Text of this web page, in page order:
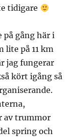
tidigare
på gång här i
lite på 11 km
jag fungerar
kört igång så
av trummor
spring och